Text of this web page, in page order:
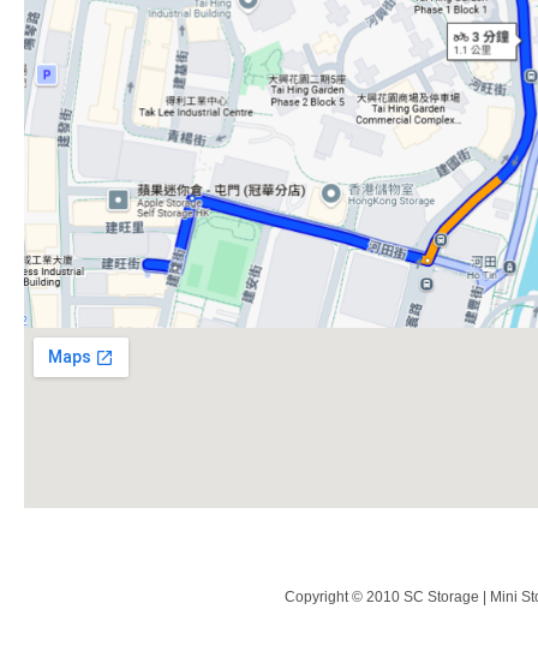
Copyright © 2010 SC Storage | Mini